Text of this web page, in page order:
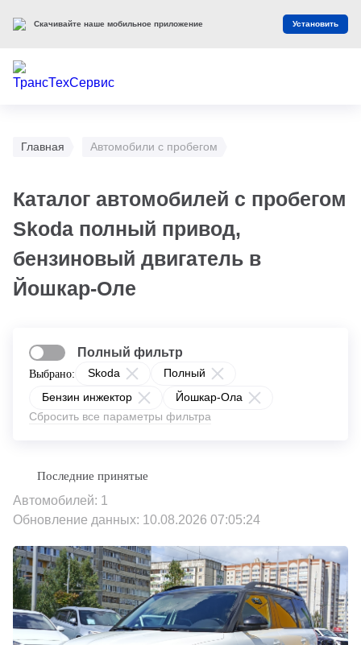
Главная Автомобили с пробегом
Каталог автомобилей с пробегом
Skoda полный привод,
бензиновый двигатель в
Йошкар-Оле
Выбрано: Skoda
Полный
Бензин инжектор
Йошкар-Ола
Сбросить все параметры фильтра
Полный фильтр
Автомобилей: 1
Обновление данных: 10.08.2026 07:05:24
Скачивайте наше мобильное приложение Установить